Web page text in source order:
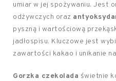
umiar w jej spożywaniu. Jest
odżywczych oraz
pyszną i wartościową
jadłospisu. Kluczowe jest
zawartości kakao i unikanie
Gorzka czekolada świetnie